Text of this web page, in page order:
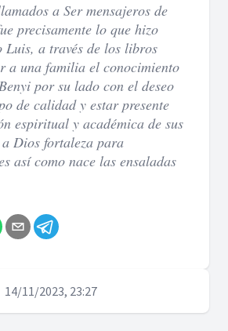
a Ser mensajeros de
precisamente lo que hizo
Luis, a través de los libros
a una familia el conocimiento
por su lado con el deseo
de calidad y estar presente
espiritual y académica de sus
Dios fortaleza para
así como nace las ensaladas
14/11/2023, 23:27